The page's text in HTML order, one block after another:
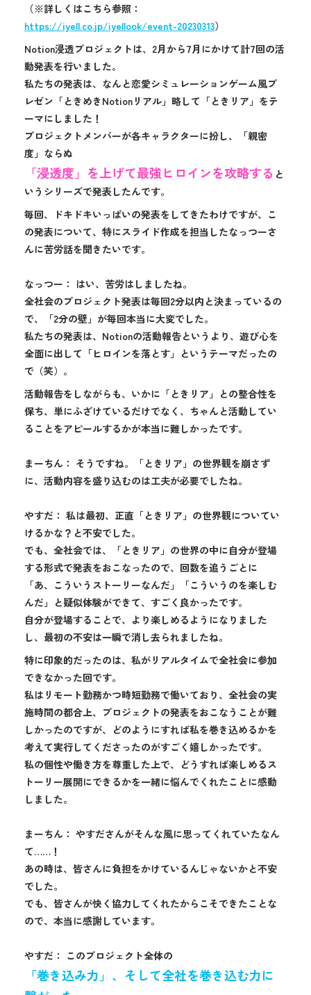
（※詳しくはこちら参照：
https://iyell.co.jp/iyellook/event-20230313）
Notion浸透プロジェクトは、2月から7月にかけて計7回の活
動発表を行いました。
私たちの発表は、なんと恋愛シミュレーションゲーム風プ
レゼン「ときめきNotionリアル」略して「ときリア」をテ
ーマにしました！
プロジェクトメンバーが各キャラクターに扮し、「親密
度」ならぬ
「浸透度」を上げて最強ヒロインを攻略する と
いうシリーズで発表したんです。
毎回、ドキドキいっぱいの発表をしてきたわけですが、こ
の発表について、特にスライド作成を担当したなっつーさ
んに苦労話を聞きたいです。
なっつー： はい、苦労はしましたね。
全社会のプロジェクト発表は毎回2分以内と決まっているの
で、「2分の壁」が毎回本当に大変でした。
私たちの発表は、Notionの活動報告というより、遊び心を
全面に出して「ヒロインを落とす」というテーマだったの
で（笑）。
活動報告をしながらも、いかに「ときリア」との整合性を
保ち、単にふざけているだけでなく、ちゃんと活動してい
ることをアピールするかが本当に難しかったです。
まーちん： そうですね。「ときリア」の世界観を崩さず
に、活動内容を盛り込むのは工夫が必要でしたね。
やすだ： 私は最初、正直「ときリア」の世界観についてい
けるかな？と不安でした。
でも、全社会では、「ときリア」の世界の中に自分が登場
する形式で発表をおこなったので、回数を追うごとに
「あ、こういうストーリーなんだ」「こういうのを楽しむ
んだ」と疑似体験ができて、すごく良かったです。
自分が登場することで、より楽しめるようになりました
し、最初の不安は一瞬で消し去られましたね。
特に印象的だったのは、私がリアルタイムで全社会に参加
できなかった回です。
私はリモート勤務かつ時短勤務で働いており、全社会の実
施時間の都合上、プロジェクトの発表をおこなうことが難
しかったのですが、どのようにすれば私を巻き込めるかを
考えて実行してくださったのがすごく嬉しかったです。
私の個性や働き方を尊重した上で、どうすれば楽しめるス
トーリー展開にできるかを一緒に悩んでくれたことに感動
しました。
まーちん： やすださんがそんな風に思ってくれていたなん
て……！
あの時は、皆さんに負担をかけているんじゃないかと不安
でした。
でも、皆さんが快く協力してくれたからこそできたことな
ので、本当に感謝しています。
やすだ： このプロジェクト全体の
「巻き込み力」、そして全社を巻き込む力に